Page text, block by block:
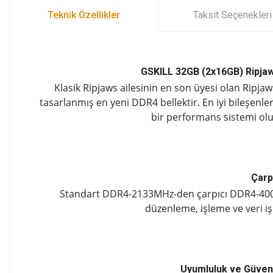
Teknik Özellikler Taksit Seçenekleri
GSKILL 32GB (2x16GB)
Klasik Ripjaws ailesinin en son üyesi olan
tasarlanmış en yeni DDR4 bellektir. En iyi
bir performans sistemi
Standart DDR4-2133MHz-den çarpıcı DDR4-
düzenleme, işleme ve veri
Uyumluluk ve